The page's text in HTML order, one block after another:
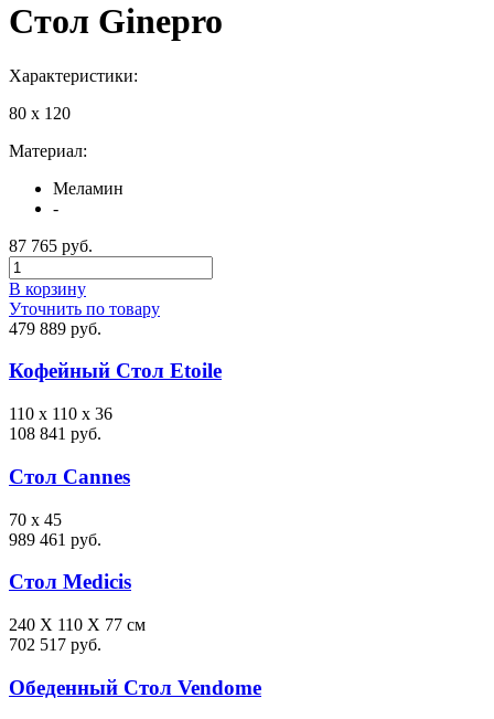
Стол Ginepro
Характеристики:
80 x 120
Материал:
Меламин
-
87 765 руб.
В корзину
Уточнить по товару
479 889 руб.
Кофейный Стол Etoile
110 x 110 x 36
108 841 руб.
Стол Cannes
70 x 45
989 461 руб.
Стол Medicis
240 X 110 X 77 см
702 517 руб.
Обеденный Стол Vendome